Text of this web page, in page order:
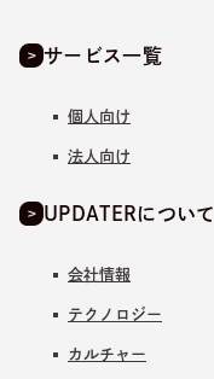
サービス一覧
個人向け
法人向け
UPDATERについて
会社情報
テクノロジー
カルチャー